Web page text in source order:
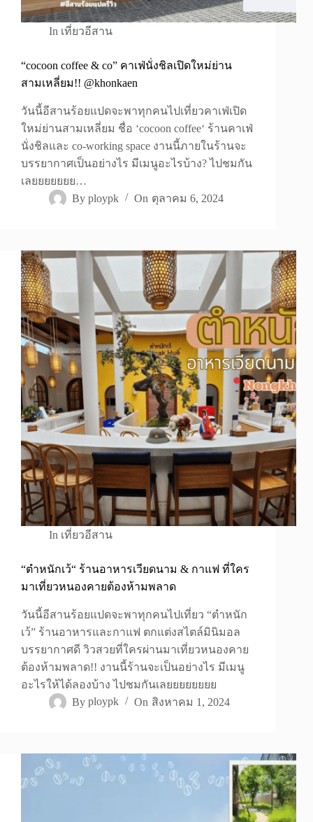
In เที่ยวอีสาน
“cocoon coffee & co” คาเฟ่นั่งชิลเปิดใหม่ย่าน
สามเหลี่ยม!! @khonkaen
วันนี้อีสานร้อยแปดจะพาทุกคนไปเที่ยวคาเฟ่เปิด
ใหม่ย่านสามเหลี่ยม ชื่อ ‘cocoon coffee‘ ร้านคาเฟ่
นั่งชิลและ co-working space งานนี้ภายในร้านจะ
บรรยากาศเป็นอย่างไร มีเมนูอะไรบ้าง? ไปชมกัน
เลยยยยยยย…
By ploypk On ตุลาคม 6, 2024
In เที่ยวอีสาน
“ตำหนักเว้“ ร้านอาหารเวียดนาม & กาแฟ ที่ใคร
มาเที่ยวหนองคายต้องห้ามพลาด
วันนี้อีสานร้อยแปดจะพาทุกคนไปเที่ยว “ตำหนัก
เว้” ร้านอาหารและกาแฟ ตกแต่งสไตล์มินิมอล
บรรยากาศดี วิวสวยที่ใครผ่านมาเที่ยวหนองคาย
ต้องห้ามพลาด!! งานนี้ร้านจะเป็นอย่างไร มีเมนู
อะไรให้ได้ลองบ้าง ไปชมกันเลยยยยยยยย
By ploypk On สิงหาคม 1, 2024